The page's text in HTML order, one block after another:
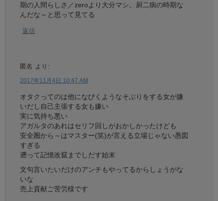
期の人間らしさ／zeroより大分マシ。厨二病の時期な
んだな～と思って見てる
返信
匿名 より:
2017年11月4日 10:47 AM
オタクってのは他になびくようなそぶりをする女が嫌
いだし自己主張する女も嫌い
実に気持ち悪い
アガルタのあれはセリフ回しがおかしかったけども
安全圏から～はマスター(笑)が言える立場じゃない愚図
すぎる
遡って記憶改竄までしだす始末
文句言いたいだけのアンチもやってるからしょうがな
いな
売上貢献ご苦労様です